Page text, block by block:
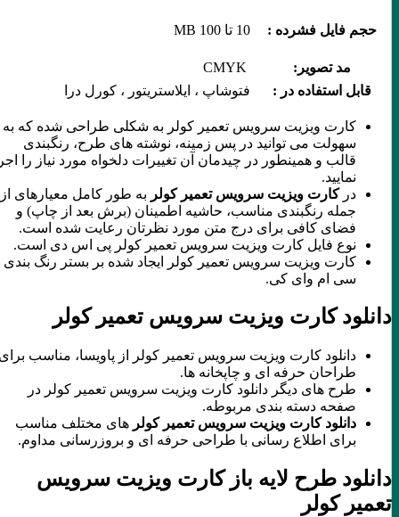
حجم فایل فشرده : 10 تا 100 MB
مد تصویر:
قابل استفاده در :
فتوشاپ ، ایلاستریتور ، کورل درا
کارت ویزیت سرویس تعمیر کولر به شکلی طراحی شده که به
سهولت می توانید در پس زمینه، نوشته های طرح، رنگبندی
قالب و همینطور در چیدمان آن تغییرات دلخواه مورد نیاز را اجرا
نمایید.
در کارت ویزیت سرویس تعمیر کولربه طور کامل معیارهای از
جمله رنگبندی مناسب، حاشیه اطمینان (برش بعد از چاپ) و
فضای کافی برای درج متن مورد نظرتان رعایت شده است.
نوع فایل کارت ویزیت سرویس تعمیر کولر پی اس دی است.
کارت ویزیت سرویس تعمیر کولر ایجاد شده بر بستر رنگ بندی
سی ام وای کی.
دانلود کارت ویزیت سرویس تعمیر کولر
دانلود کارت ویزیت سرویس تعمیر کولر از پاویسا، مناسب برای
طراحان حرفه ای و چاپخانه ها.
طرح های دیگر دانلود کارت ویزیت سرویس تعمیر کولر در
صفحه دسته بندی مربوطه.
دانلود کارت ویزیت سرویس تعمیر کولرهای مختلف مناسب
برای اطلاع رسانی با طراحی حرفه ای و بروزرسانی مداوم.
دانلود طرح لایه باز کارت ویزیت سرویس
تعمیر کولر